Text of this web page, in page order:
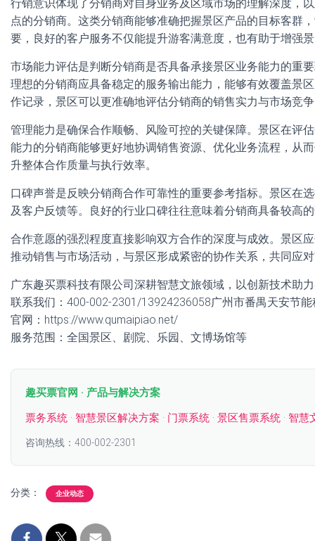
行销意识体现了分销商对自身业务及区域市场的理解深度，
点的分销商。这类分销商能够准确把握景区产品的目标客群
要，良好的客户服务不仅能提升游客满意度，也有助于增强
市场能力评估是判断分销商是否具备承接景区业务能力的重
理想的分销商应具备稳定的服务输出能力，能够有效覆盖景
作记录，景区可以更准确地评估分销商的销售实力与市场竞
管理能力是确保合作顺畅、风险可控的关键保障。景区在评
能力的分销商能够更好地协调销售资源、优化业务流程，从
升整体合作质量与执行效率。
口碑声誉是反映分销商合作可靠性的重要参考指标。景区在
及客户反馈等。良好的行业口碑往往意味着分销商具备较高
合作意愿的强烈程度直接影响双方合作的深度与成效。景区
推动销售与市场活动，与景区形成紧密的协作关系，共同应
广东趣买票科技有限公司深耕智慧文旅领域，以创新技术助
联系我们：400-002-2301/13924236058广州市番禺天安节
官网：https://www.qumaipiao.net/
服务范围：全国景区、剧院、乐园、文博场馆等
趣买票官网 · 产品与解决方案
票务系统 · 智慧景区解决方案 · 门票系统 · 景区售票系统 · 智慧
咨询热线：400-002-2301
分类： 企业动态